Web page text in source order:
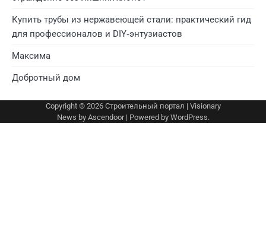
Купить трубы из нержавеющей стали: практический гид
для профессионалов и DIY‑энтузиастов
Максима
Добротный дом
Copyright © 2026 Строительный портал | Visionary
News by Ascendoor| Powered by WordPress.